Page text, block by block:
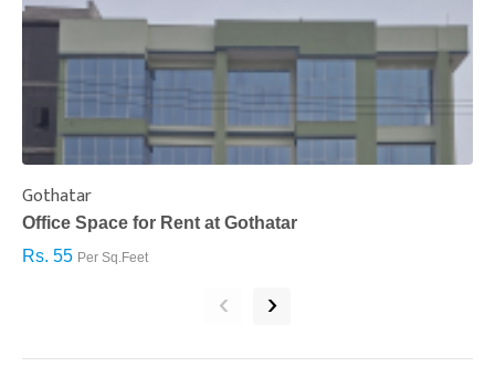
Gothatar
Office Space for Rent at Gothatar
Rs. 55 Per Sq.Feet
‹ ›